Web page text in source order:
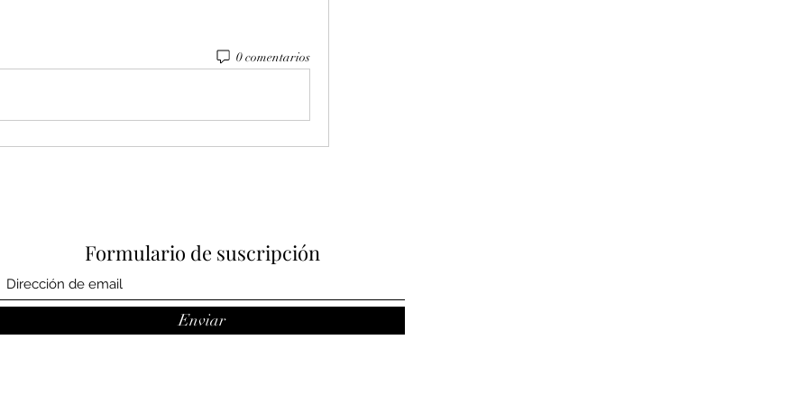
0 comentarios
Formulario de suscripción
Enviar